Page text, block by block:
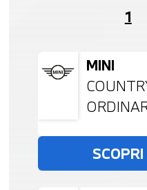
Coupé
1
MINI